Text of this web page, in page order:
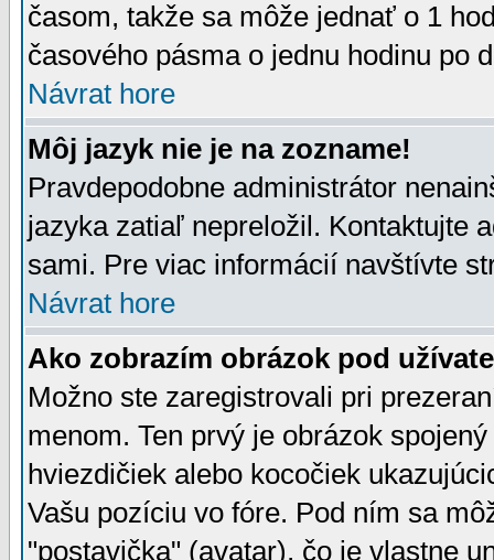
časom, takže sa môže jednať o 1
časového pásma o jednu hodinu po
Návrat hore
Môj jazyk nie je na zozname!
Pravdepodobne administrátor
jazyka zatiaľ nepreložil. Kontaktujte
sami. Pre viac informácií navštívte
Návrat hore
Ako zobrazím obrázok pod
Možno ste zaregistrovali pri
menom. Ten prvý je obrázok
hviezdičiek alebo kocočiek
Vašu pozíciu vo fóre. Pod ním sa
"postavička" (avatar), čo je vlastne